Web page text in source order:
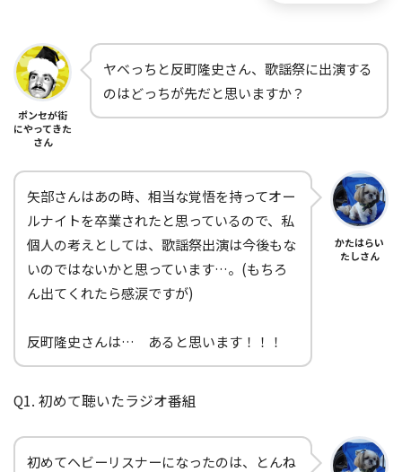
ポンセが街
にやってきた
さん
ヤベっちと反町隆史さん、歌謡祭に出演する
のはどっちが先だと思いますか？
矢部さんはあの時、相当な覚悟を持ってオー
ルナイトを卒業されたと思っているので、私
個人の考えとしては、歌謡祭出演は今後もな
いのではないかと思っています…。(もちろ
ん出てくれたら感涙ですが)
反町隆史さんは… あると思います！！！
かたはらい
たしさん
Q1. 初めて聴いたラジオ番組
初めてヘビーリスナーになったのは、とんね